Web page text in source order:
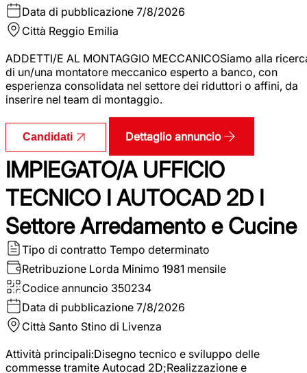
Data di pubblicazione 7/8/2026
Città Reggio Emilia
ADDETTI/E AL MONTAGGIO MECCANICOSiamo alla
di un/una montatore meccanico esperto a banco, con
esperienza consolidata nel settore dei riduttori o affini, da
inserire nel team di montaggio.
Candidati Dettaglio annuncio
IMPIEGATO/A UFFICIO
TECNICO I AUTOCAD 2D I
Settore Arredamento e Cucine
Tipo di contratto Tempo determinato
Retribuzione Lorda Minimo 1981 mensile
Codice annuncio 350234
Data di pubblicazione 7/8/2026
Città Santo Stino di Livenza
Attività principali:Disegno tecnico e sviluppo delle
commesse tramite Autocad 2D;Realizzazione e